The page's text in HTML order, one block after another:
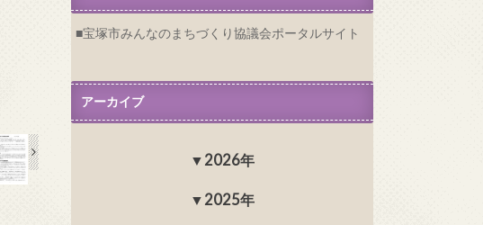
宝塚市みんなのまちづくり協議会ポータルサイト
アーカイブ
2026年
2025年